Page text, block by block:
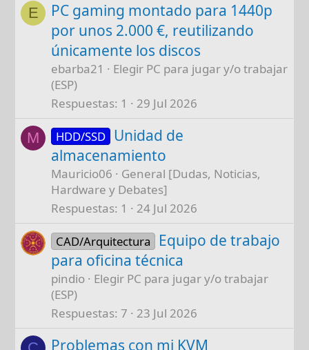
E
PC gaming montado para 1440p
por unos 2.000 €, reutilizando
únicamente los discos
ebarba21
Elegir PC para jugar y/o trabajar
(ESP)
Respuestas 1 29 Jul 2026
M HDD/SSD Unidad de
almacenamiento
Mauricio06
General [Dudas, Noticias,
Hardware y Debates]
Respuestas 1 24 Jul 2026
CAD/Arquitectura
Equipo de trabajo
para oficina técnica
pindio
Elegir PC para jugar y/o trabajar
(ESP)
Respuestas 7 23 Jul 2026
Problemas con mi KVM